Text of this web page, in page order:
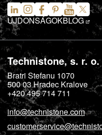
ÚJDONSÁGOKBLOG
Technistone, s. r. o.
Bratri Stefanu 1070
500 03Hradec Kralove
+420 495 714 711
info@technistone.com